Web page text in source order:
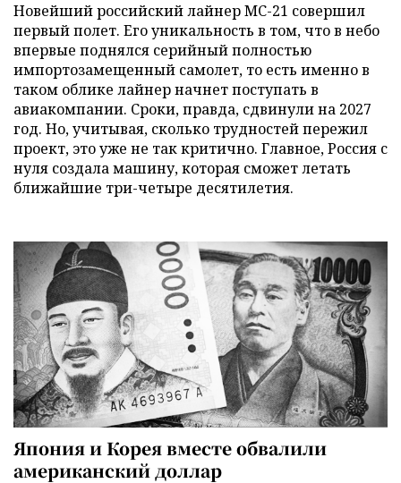
Новейший российский лайнер МС-21 совершил
первый полет. Его уникальность в том, что в небо
впервые поднялся серийный полностью
импортозамещенный самолет, то есть именно в
таком облике лайнер начнет поступать в
авиакомпании. Сроки, правда, сдвинули на 2027
год. Но, учитывая, сколько трудностей пережил
проект, это уже не так критично. Главное, Россия с
нуля создала машину, которая сможет летать
ближайшие три-четыре десятилетия.
Япония и Корея вместе обвалили
американский доллар